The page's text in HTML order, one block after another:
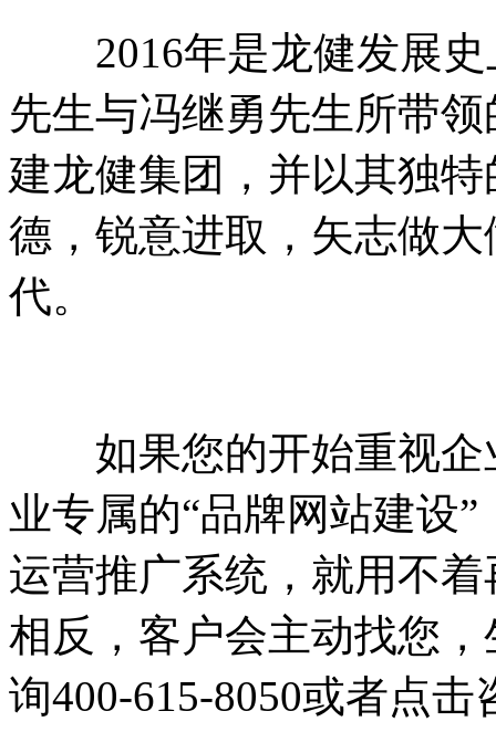
2016年是龙健发展史
先生与冯继勇先生所带
建龙健集团，并以其独
德，锐意进取，矢志做
代。
如果您的开始重视企
业专属的“品牌网站建设
运营推广系统，就用不
相反，客户会主动找您
询400-615-8050或者点击